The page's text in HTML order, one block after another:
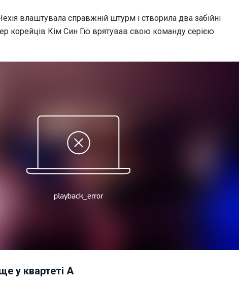
влаштувала справжній штурм і створила два забійні
корейців Кім Син Гю врятував свою команду серією
у квартеті А